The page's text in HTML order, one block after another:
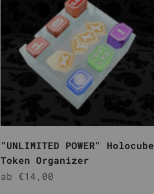
"UNLIMITED POWER" Holocube
Token Organizer
Angebot
ab €14,00